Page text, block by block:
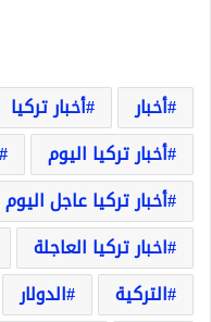
أخبار أخبار تركيا
أخبار تركيا اليوم
أخبار تركيا عاجل اليوم
اخبار تركيا العاجلة
التركية
الدولار